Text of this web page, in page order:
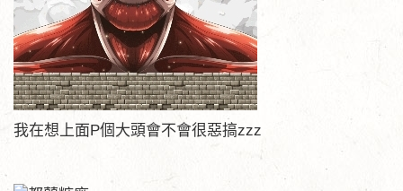
我在想上面P個大頭會不會很惡搞zzz